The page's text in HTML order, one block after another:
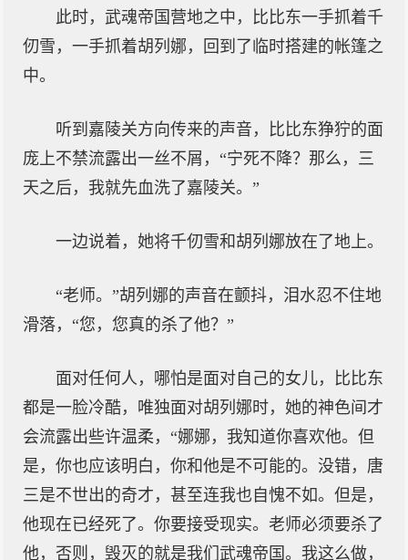
此时，武魂帝国营地之中，比比东一手抓着千
仞雪，一手抓着胡列娜，回到了临时搭建的帐篷之
中。
听到嘉陵关方向传来的声音，比比东狰狞的面
庞上不禁流露出一丝不屑，“宁死不降？那么，三
天之后，我就先血洗了嘉陵关。”
一边说着，她将千仞雪和胡列娜放在了地上。
“老师。”胡列娜的声音在颤抖，泪水忍不住地
滑落，“您，您真的杀了他？”
面对任何人，哪怕是面对自己的女儿，比比东
都是一脸冷酷，唯独面对胡列娜时，她的神色间才
会流露出些许温柔，“娜娜，我知道你喜欢他。但
是，你也应该明白，你和他是不可能的。没错，唐
三是不世出的奇才，甚至连我也自愧不如。但是，
他现在已经死了。你要接受现实。老师必须要杀了
他，否则，毁灭的就是我们武魂帝国。我这么做，